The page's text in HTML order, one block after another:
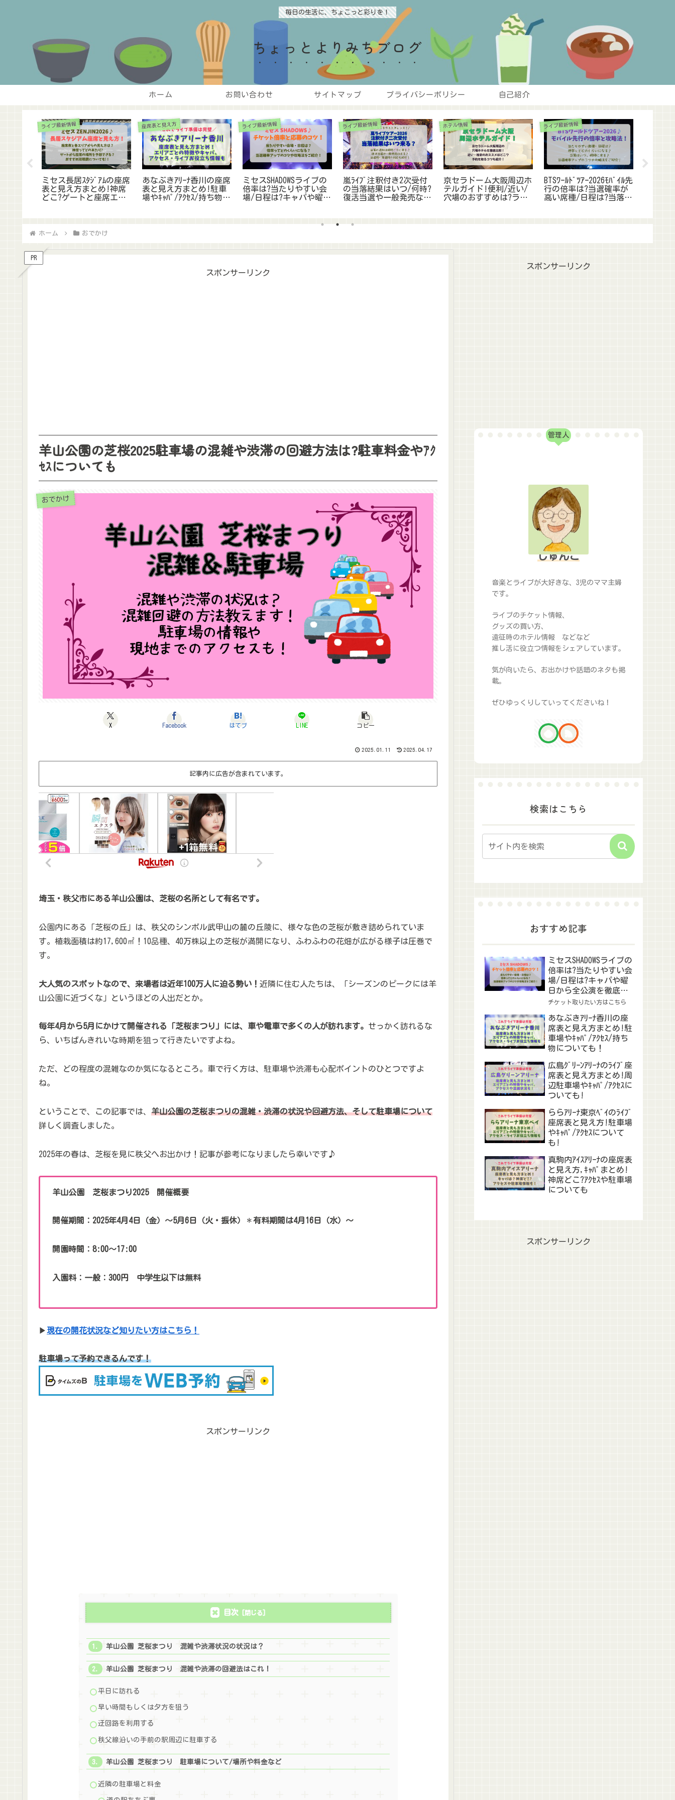
毎日の生活に、ちょこっと彩りを！
ちょっとよりみちブログ
ホーム お問い合わせ サイトマップ プライバシーポリシー 自己紹介
ｰ2026ﾓﾊﾞｲﾙ先
当選確率が
程は?当落い
S
TARTOライブ完全マニュアル
【STARTOライブ】FC先行
の当選確率を上げるｺﾂ/
攻略法は?倍率や申込のﾙ
座席表と見え方
Kアリーナ横浜の座席表
と見え方,ｷｬﾊﾟまとめ!双
眼鏡のおすすめや神席の
ライブ最新情報
キスマイライブ2026復活
当選いつ?当落の確認方
法は?当選の確率や一般
S
TARTOライブ完全マニュアル
【STARTOライブ】服装マ
ナー完全ガイド!初心者
も安心の参戦服選びと
ホテル情報
福岡ドーム周辺ホテルガ
イド!安い/近い/穴場の
おすすめは?ライブ遠征
ライブ最新情報
嵐ライブグッズ2026ロゴ
マグネットいつ買える?
販売ﾙｰﾙやｽｹｼﾞｭｰﾙ徹底解
ホーム おでかけ
PR
スポンサーリンク
羊山公園の芝桜2025駐車場の混雑や渋滞の回避方法は?駐車料金やｱｸ
ｾｽについても
おでかけ
X Facebook はてブ LINE コピー
2025.01.11 2025.04.17
記事内に広告が含まれています。
埼玉・秩父市にある羊山公園は、芝桜の名所として有名です。
公園内にある「芝桜の丘」は、秩父のシンボル武甲山の麓の丘陵に、様々な色の芝桜が敷き詰められていま
す。植栽面積は約17,600㎡！10品種、40万株以上の芝桜が満開になり、ふわふわの花畑が広がる様子は圧巻で
す。
大人気のスポットなので、来場者は近年100万人に迫る勢い！ 近隣に住む人たちは、「シーズンのピークには羊
山公園に近づくな」というほどの人出だとか。
毎年4月から5月にかけて開催される「芝桜まつり」には、車や電車で多くの人が訪れます。 せっかく訪れるな
ら、いちばんきれいな時期を狙って行きたいですよね。
ただ、どの程度の混雑なのか気になるところ。車で行く方は、駐車場や渋滞も心配ポイントのひとつですよ
ね。
ということで、この記事では、 羊山公園の芝桜まつりの混雑・渋滞の状況や回避方法、そして駐車場について
詳しく調査しました。
2025年の春は、芝桜を見に秩父へお出かけ！記事が参考になりましたら幸いです♪
羊山公園 芝桜まつり2025 開催概要
開催期間：2025年4月4日（金）～5月6日（火・振休） ＊有料期間は4月16日（水）～
開園時間：8:00～17:00
入園料：一般：300円 中学生以下は無料
▶ 現在の開花状況など知りたい方はこちら！
駐車場って予約できるんです！
スポンサーリンク
目次
羊山公園 芝桜まつり 混雑や渋滞状況の状況は？
羊山公園 芝桜まつり 混雑や渋滞の回避法はこれ！
平日に訪れる
早い時間もしくは夕方を狙う
迂回路を利用する
秩父線沿いの手前の駅周辺に駐車する
羊山公園 芝桜まつり 駐車場について/場所や料金など
近隣の駐車場と料金
スポンサーリンク
管理人
じゅんこ
音楽とライブが大好きな、3児のママ主婦
です。
ライブのチケット情報、
グッズの買い方、
遠征時のホテル情報 などなど
推し活に役立つ情報をシェアしています。
気が向いたら、お出かけや話題のネタも掲
載。
ぜひゆっくりしていってくださいね！
検索はこちら
おすすめ記事
ミセスSHADOWSライブの
倍率は?当たりやすい会
場/日程は?キャパや曜
日から全公演を徹底予
想！
チケット取りたい方はこちら
あなぶきｱﾘｰﾅ香川の座
席表と見え方まとめ!駐
車場やｷｬﾊﾟ/ｱｸｾｽ/持ち
物についても！
広島ｸﾞﾘｰﾝｱﾘｰﾅのﾗｲﾌﾞ座
席表と見え方まとめ!周
辺駐車場やｷｬﾊﾟ/ｱｸｾｽに
ついても!
ららｱﾘｰﾅ東京ﾍﾞｲのﾗｲﾌﾞ
座席表と見え方!駐車場
やｷｬﾊﾟ/ｱｸｾｽについて
も!
真駒内ｱｲｽｱﾘｰﾅの座席表
と見え方,ｷｬﾊﾟまとめ!
神席どこ?ｱｸｾｽや駐車場
についても
スポンサーリンク